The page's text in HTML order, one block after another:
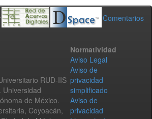
Comentarios
RUD-IIS
de México.
Coyoacán,
Normatividad
Aviso Legal
Aviso de
privacidad
simplificado
Aviso de
privacidad